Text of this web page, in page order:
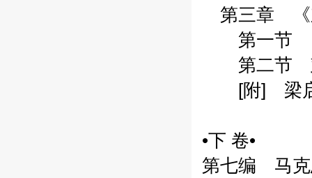
第三章 《
第一节 《
第二节 彭
[附] 梁启
•下 卷•
第七编 马克